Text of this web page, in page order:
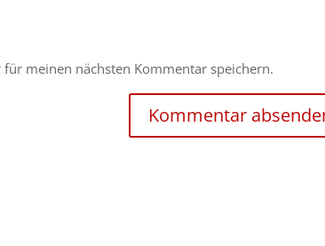
meinen nächsten Kommentar speichern.